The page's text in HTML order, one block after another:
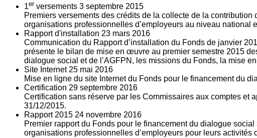
1er versements 3 septembre 2015
Premiers versements des crédits de la collecte de la
organisations professionnelles d’employeurs au niveau national
Rapport d'installation 23 mars 2016
Communication du Rapport d’installation du Fonds de janvier
présente le bilan de mise en œuvre au premier semestre 2015
dialogue social et de l’AGFPN, les missions du Fonds, la mise
Site Internet 25 mai 2016
Mise en ligne du site Internet du Fonds pour le financement du
Certification 29 septembre 2016
Certification sans réserve par les Commissaires aux comptes et
31/12/2015.
Rapport 2015 24 novembre 2016
Premier rapport du Fonds pour le financement du dialogue
organisations professionnelles d’employeurs pour leurs activités